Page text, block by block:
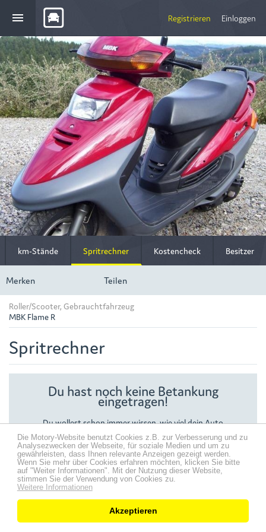
Die Motory-Website benutzt Cookies z.B. zur Verbesserung und zu
Analysezwecken der Webseite, für soziale Medien und um zu
gewährleisten, dass Ihnen relevante Anzeigen gezeigt werden.
Wenn Sie mehr über Cookies erfahren möchten, klicken Sie bitte
auf "Weiter Informationen". Mit der Nutzung dieser Website,
stimmen Sie der Verwendung von Cookies zu.
Weitere Informationen
Akzeptieren
menu Registrieren Einloggen
km-Stände Spritrechner Kostencheck Besitzer
Merken Teilen
Roller/Scooter, Gebrauchtfahrzeug
MBK Flame R
Spritrechner
Du hast noch keine Betankung
eingetragen!
Du wollest schon immer wissen, wie viel dein Auto
verbraucht, wie hoch die Spritkosten sind oder wie sich der
Literpreis entwickelt hat? Der Spritrechner zeigt dir viele
spannende Verbrauchswerte.
Trage jetzt deine erste Betankung ein.
Mehr Infos zum Spritrechner findest du im